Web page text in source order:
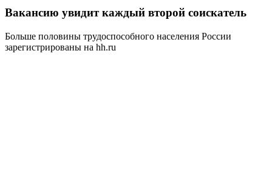
Вакансию увидит каждый второй соискатель
Больше половины трудоспособного населения России
зарегистрированы на hh.ru